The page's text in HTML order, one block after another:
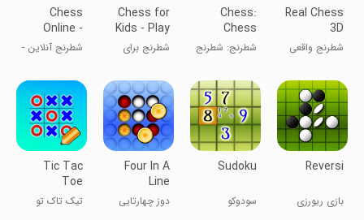
Real Chess
3D
شطرنج واقعی
Chess:
Chess
Games
شطرنج: شطرنج
Chess for
Kids - Play
& Learn
شطرنج برای
یادگیری
Chess
Online -
Clash of
Kings
شطرنج آنلاین -
Reversi
بازی ریورزی
Sudoku
سودوکو
Four In A
Line
دوز چهارتایی
Tic Tac
Toe
تیک تاک تو